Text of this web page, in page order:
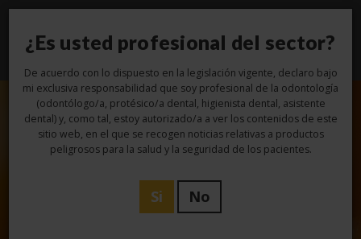
¿Es usted profesional del sector?
De acuerdo con lo dispuesto en la legislación vigente, declaro bajo
mi exclusiva responsabilidad que soy profesional de la odontología
(odontólogo/a, protésico/a dental, higienista dental, asistente
dental) y, como tal, estoy autorizado/a a ver los contenidos de este
sitio web, en el que se recogen noticias relativas a productos
peligrosos para la salud y la seguridad de los pacientes.
Si No